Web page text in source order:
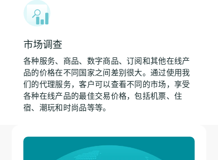
市场调查
各种服务、商品、数字商品、订阅和其他在线产
品的价格在不同国家之间差别很大。通过使用我
们的代理服务，客户可以查看不同的市场，享受
各种在线产品的最佳交易价格，包括机票、住
宿、潮玩和时尚品等等。